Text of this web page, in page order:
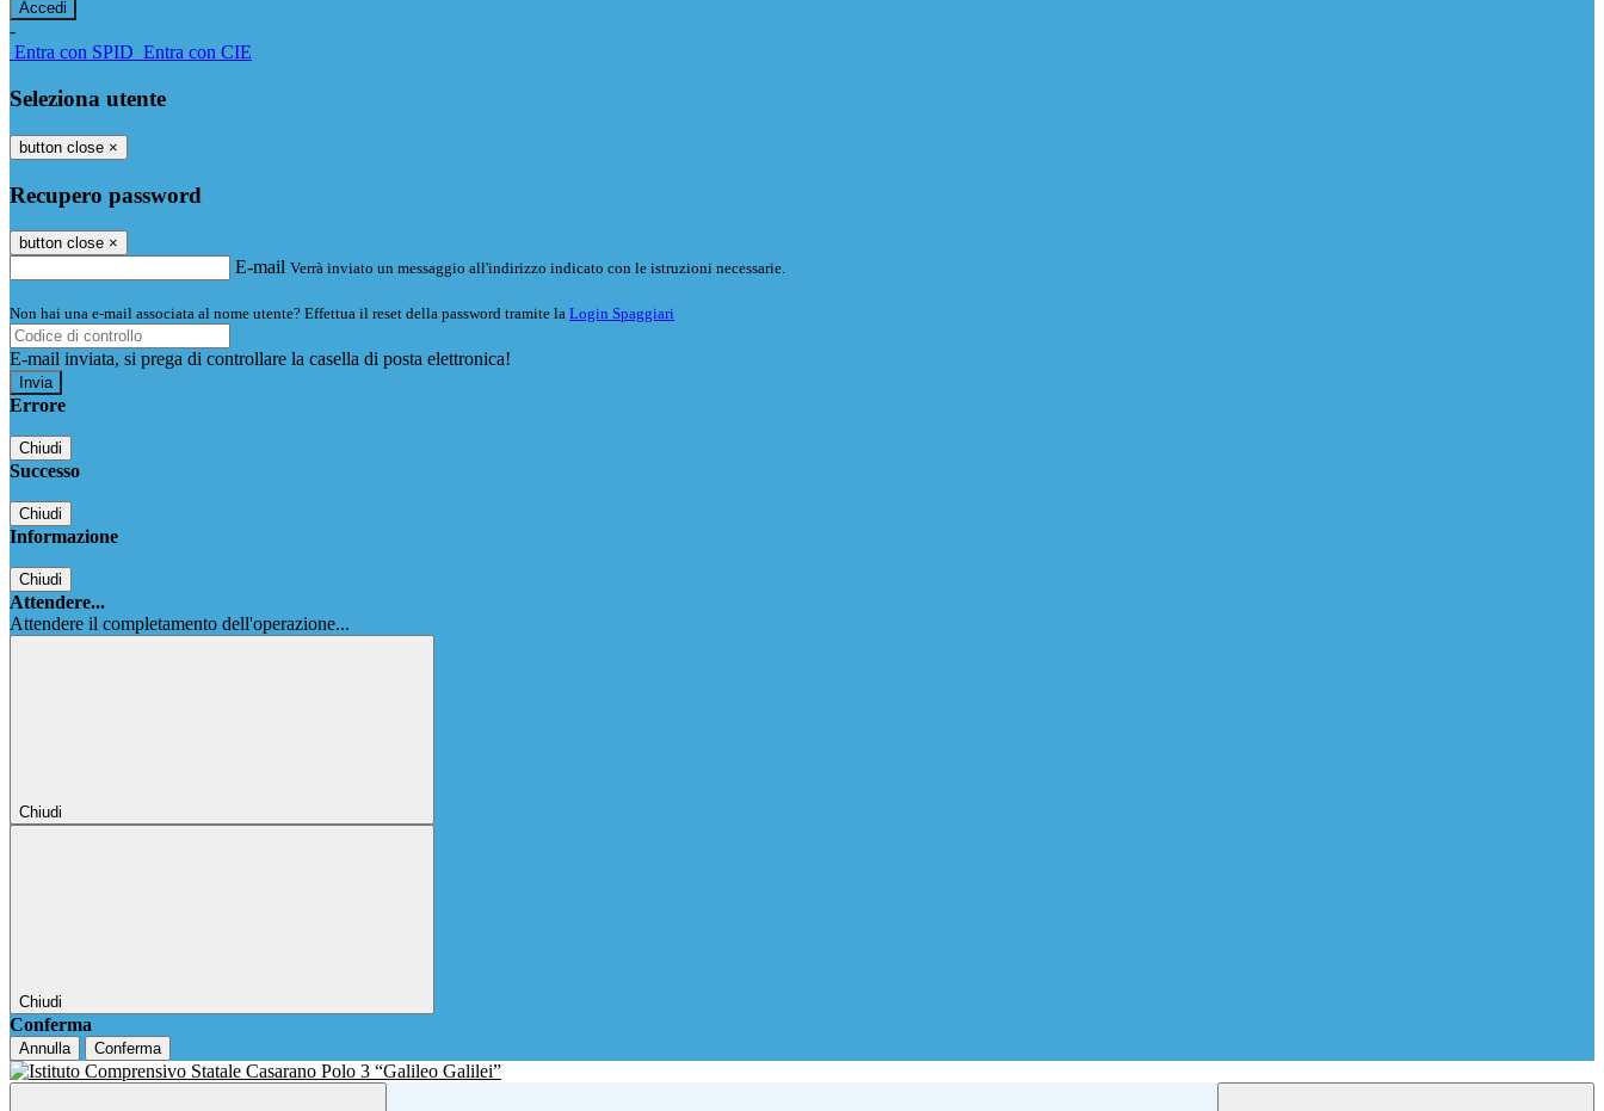
-
Entra con SPID Entra con CIE
Seleziona utente
button close ×
Recupero password
button close ×
E-mail Verrà inviato un messaggio all'indirizzo indicato con le istruzioni necessarie.
Non hai una e-mail associata al nome utente? Effettua il reset della password tramite la Login Spaggiari
E-mail inviata, si prega di controllare la casella di posta elettronica!
Errore
Chiudi
Successo
Chiudi
Informazione
Chiudi
Attendere...
Attendere il completamento dell'operazione...
Chiudi
Chiudi
Conferma
Annulla Conferma